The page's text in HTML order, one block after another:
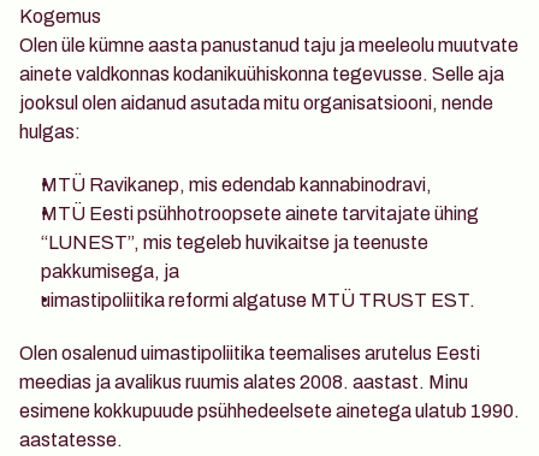
Kogemus
Olen üle kümne aasta panustanud taju ja meeleolu muutvate
ainete valdkonnas kodanikuühiskonna tegevusse. Selle aja
jooksul olen aidanud asutada mitu organisatsiooni, nende
hulgas:
MTÜ Ravikanep, mis edendab kannabinodravi,
MTÜ Eesti psühhotroopsete ainete tarvitajate ühing
“LUNEST”, mis tegeleb huvikaitse ja teenuste
pakkumisega, ja
uimastipoliitika reformi algatuse MTÜ TRUST EST.
Olen osalenud uimastipoliitika teemalises arutelus Eesti
meedias ja avalikus ruumis alates 2008. aastast. Minu
esimene kokkupuude psühhedeelsete ainetega ulatub 1990.
aastatesse.